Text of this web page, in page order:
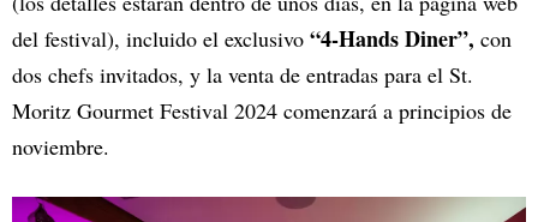
del festival), incluido el exclusivo “4-Hands Diner”, con
dos chefs invitados, y la venta de entradas para el St.
Moritz Gourmet Festival 2024 comenzará a principios de
noviembre.